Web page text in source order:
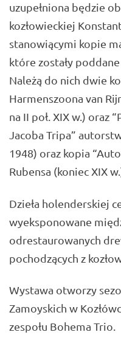
uzupełniona będzie
kozłowieckiej
stanowiącymi kopie
które zostały
Należą do nich dwie
Harmenszoona van
na II poł. XIX w.) oraz
Jacoba Tripa”
1948) oraz kopia
Rubensa (koniec XIX
Dzieła holenderskiej
wyeksponowane
odrestaurowanych
pochodzących z
Wystawa otworzy
Zamoyskich w
zespołu Bohema Trio.